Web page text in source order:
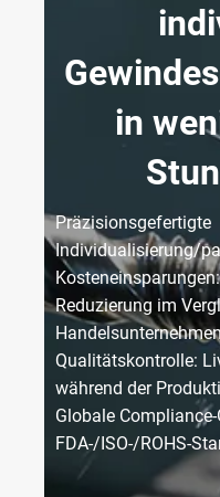
in
Präzisionsgefertigte
Individualisierung/
Reduzierung im
Handelsunternehmen
Qualitätskontrolle:
während der
Globale
FDA-/ISO-/ROHS-